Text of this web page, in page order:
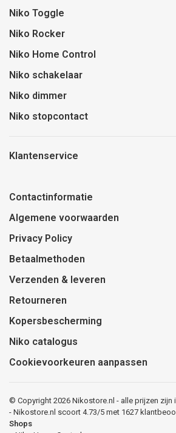
Niko Toggle
Niko Rocker
Niko Home Control
Niko schakelaar
Niko dimmer
Niko stopcontact
Klantenservice
Contactinformatie
Algemene voorwaarden
Privacy Policy
Betaalmethoden
Verzenden & leveren
Retourneren
Kopersbescherming
Niko catalogus
Cookievoorkeuren aanpassen
© Copyright 2026 Nikostore.nl - alle prijzen zijn
- Nikostore.nl scoort 4.73/5 met 1627
Shops